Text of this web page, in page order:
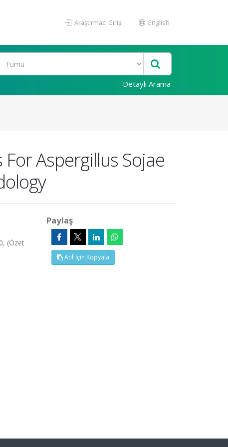
Araştırmacı Girişi English
Detaylı Arama
Aspergillus Sojae
(Özet
Paylaş
Atıf İçin Kopyala